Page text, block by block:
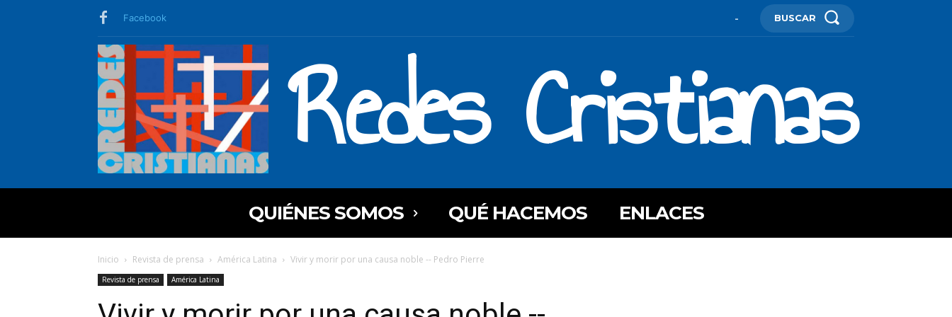
Facebook - BUSCAR
Redes Cristianas
QUIÉNES SOMOS QUÉ HACEMOS ENLACES
Inicio Revista de prensa América Latina Vivir y morir por una causa noble -- Pedro Pierre
Revista de prensa América Latina